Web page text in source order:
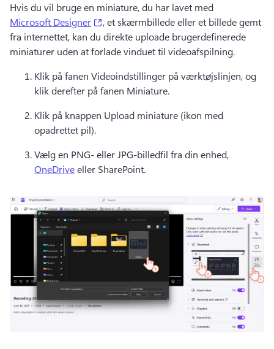
Hvis du vil bruge en miniature, du har lavet med
Microsoft Designer
(opens in a new tab)
, et skærmbillede eller et billede gemt
fra internettet, kan du direkte uploade brugerdefinerede
miniaturer uden at forlade vinduet til videoafspilning.
Klik på fanen Videoindstillinger på værktøjslinjen, og
klik derefter på fanen Miniature.
Klik på knappen Upload miniature (ikon med
opadrettet pil).
Vælg en PNG- eller JPG-billedfil fra din enhed,
OneDrive eller SharePoint.